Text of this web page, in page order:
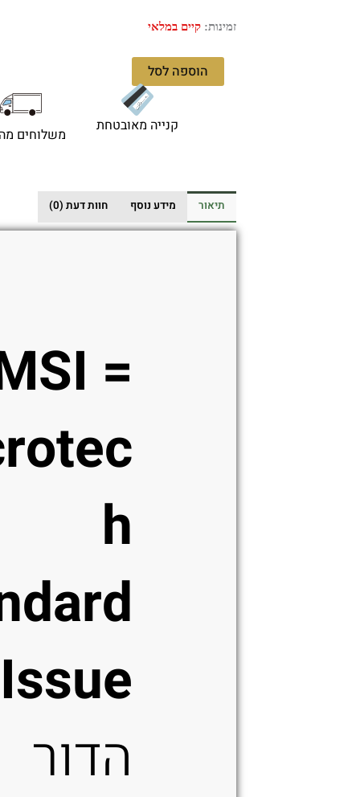
זמינות: קיים במלאי
כמות
Microtech
MSI
סכין
מתקפלת
בצבע
הוספה לסל
קנייה מאובטחת משלוחים
תיאור מידע נוסף חוות דעת (0)
=
h
Issue
הדור